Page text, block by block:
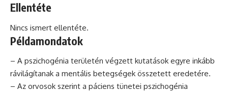
Ellentéte
Nincs ismert ellentéte.
Példamondatok
– A pszichogénia területén végzett kutatások egyre inkább
rávilágítanak a mentális betegségek összetett eredetére.
– Az orvosok szerint a páciens tünetei pszichogénia